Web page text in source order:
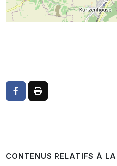
CONTENUS RELATIFS À LA